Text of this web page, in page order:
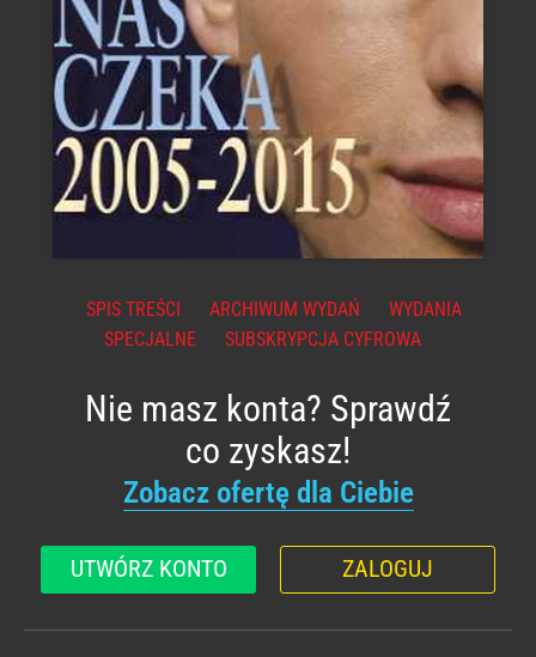
SPIS TREŚCI ARCHIWUM WYDAŃ
WYDANIA
SPECJALNE
SUBSKRYPCJA CYFROWA
Nie masz konta? Sprawdź
co zyskasz!
Zobacz ofertę dla Ciebie
UTWÓRZ KONTO ZALOGUJ